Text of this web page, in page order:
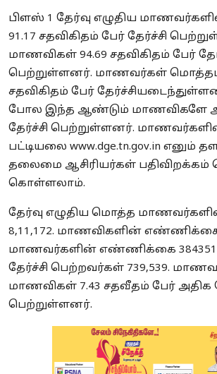
பிளஸ் 1 தேர்வு எழுதிய
91.17 சதவிகிதம் பேர் தேர்ச்சி
மாணவிகள் 94.69 சதவிகிதம் பேர்
பெற்றுள்ளனர். மாணவர்கள் மொத்தம்
சதவிகிதம் பேர்
போல இந்த ஆண்டும் மாணவிகளே
தேர்ச்சி பெற்றுள்ளனர்.
பட்டியலை www.dge.tn.gov.in எனும்
தலைமை ஆசிரியர்கள் பதிவிறக்கம்
கொள்ளலாம்.
தேர்வு எழுதிய மொத்த
8,11,172. மாணவிகளின் எண்ணிக்கை
மாணவர்களின் எண்ணிக்கை
தேர்ச்சி பெற்றவர்கள் 739,539.
மாணவிகள் 7.43 சதவீதம் பேர் அதிக
பெற்றுள்ளனர்.